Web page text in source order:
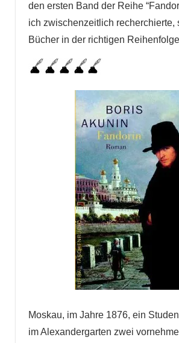
den ersten Band der Reihe
ich zwischenzeitlich recherchierte,
Bücher in der richtigen
Moskau, im Jahre 1876, ein
im Alexandergarten zwei